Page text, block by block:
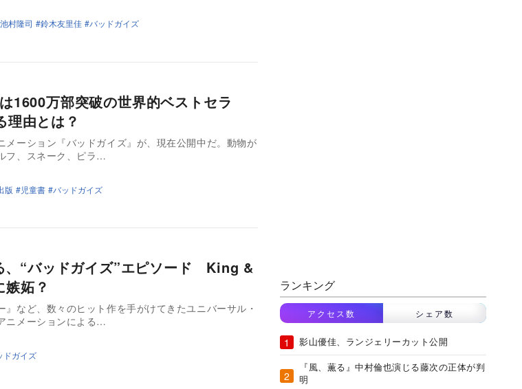
池村隆司 鈴木友里佳 バッドガイズ
1600万部突破の世界的ベストセラ
由とは？
メーション『バッドガイズ』が、現在公開中だ。動物が
フ、スネーク、ピラ…
版 児童書 バッドガイズ
、“バッドガイズ”エピソード King &
妬？
』など、数々のヒット作を手がけてきたユニバーサル・
ニメーションによる…
ドガイズ
ランキング
アクセス数 シェア数
影山優佳、ランジェリーカット公開
『風、薫る』中村倫也演じる藤次の正体が判
明